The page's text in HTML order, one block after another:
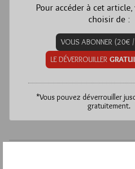
Pour accéder à cet
choisir de :
VOUS ABONNER (20€
LE DÉVERROUILLER
*Vous pouvez déverrouiller
gratuitement.